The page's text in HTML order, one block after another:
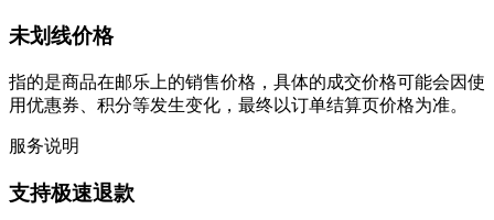
未划线价格
指的是商品在邮乐上的销售价格，具体的成交价格可能会因使
用优惠券、积分等发生变化，最终以订单结算页价格为准。
服务说明
支持极速退款